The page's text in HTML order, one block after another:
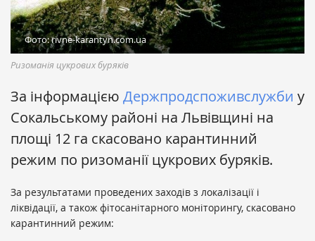
Фото: rivne-karantyn.com.ua
Ризоманія цукрових буряків
За інформацією Держпродспоживслужби у
Сокальському районі на Львівщині на
площі 12 га скасовано карантинний
режим по ризоманії цукрових буряків.
За результатами проведених заходів з локалізації і
ліквідації, а також фітосанітарного моніторингу, скасовано
карантинний режим: